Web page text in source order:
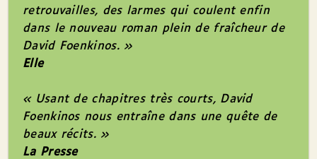
retrouvailles, des larmes qui coulent enfin
dans le nouveau roman plein de fraîcheur de
David Foenkinos. »
Elle
« Usant de chapitres très courts, David
Foenkinos nous entraîne dans une quête de
beaux récits. »
La Presse